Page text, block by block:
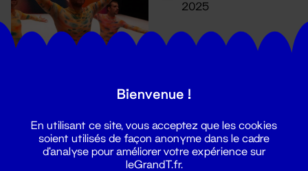
2025
Blockbuster
5 - 12 nov. 2024
Bienvenue !
En utilisant ce site, vous acceptez que les cookies
soient utilisés de façon anonyme dans le cadre
d'analyse pour améliorer votre expérience sur
leGrandT.fr.